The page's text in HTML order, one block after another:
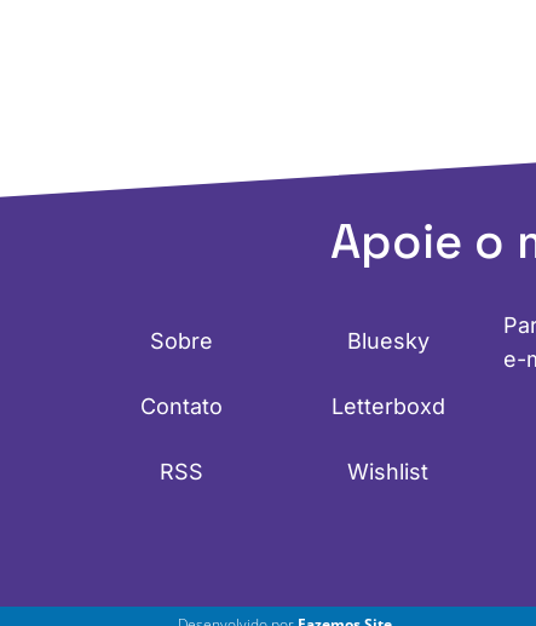
Apoie o
Sobre
Contato
RSS
Bluesky
Letterboxd
Wishlist
e-